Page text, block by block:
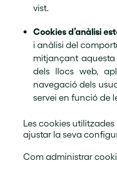
vist.
Cookies d’anàlisi
i anàlisi del
mitjançant aquesta
dels llocs web,
navegació dels
servei en funció de
Les cookies
ajustar la seva
Com administrar